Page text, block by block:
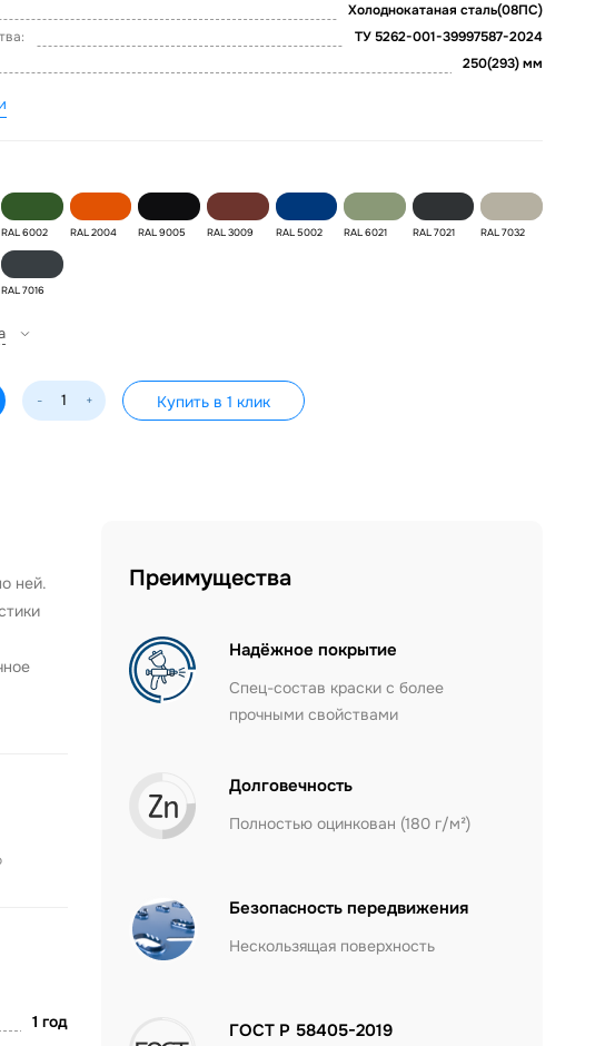
Холоднокатаная сталь(08ПС)
ТУ 5262-001-39997587-2024
250(293) мм
RAL 6002 RAL 2004 RAL 9005 RAL 3009 RAL 5002 RAL 6021 RAL 7021 RAL 7032
RAL 7016
- + Купить в 1 клик
ней.
1 год
Преимущества
Надёжное покрытие
Спец-состав краски с более
прочными свойствами
Долговечность
Полностью оцинкован (180 г/м²)
Безопасность передвижения
Нескользящая поверхность
ГОСТ Р 58405-2019